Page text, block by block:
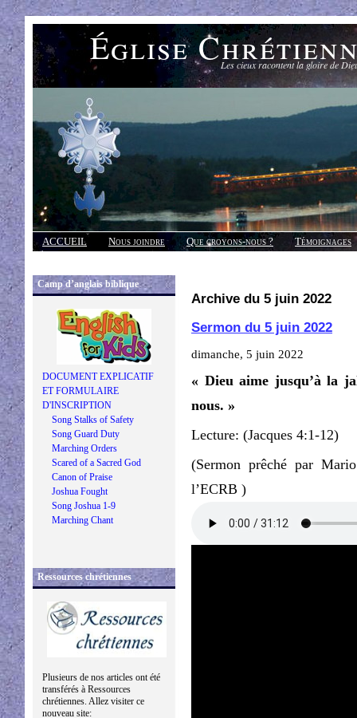
Église Les cieux racontent la gloire de
ACCUEIL Nous joindre Que croyons-nous ?
Témoignages
Réponses
Camp d’anglais biblique
DOCUMENT EXPLICATIF
ET FORMULAIRE
D'INSCRIPTION
Song Stalks of Safety
Song Guard Duty
Marching Orders
Scared of a Sacred God
Canon of Praise
Joshua Fought
Song Joshua 1-9
Marching Chant
Ressources chrétiennes
Plusieurs de nos articles ont été
transférés à Ressources
chrétiennes. Allez visiter ce
nouveau site:
Archive du 5 juin 2022
Sermon du 5 juin 2022
dimanche, 5 juin 2022
« Dieu aime jusqu’à la
nous. »
Lecture: (Jacques 4:1-12)
(Sermon prêché par
l’ECRB )